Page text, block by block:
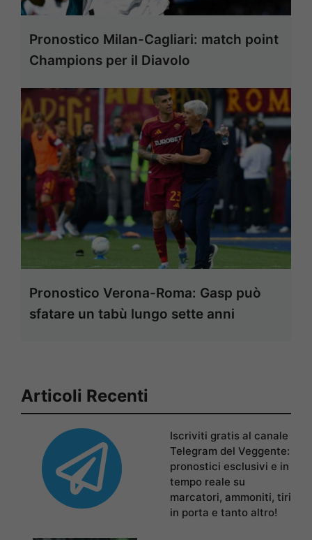
Pronostico Milan-Cagliari: match point
Champions per il Diavolo
Pronostico Verona-Roma: Gasp può
sfatare un tabù lungo sette anni
Articoli Recenti
Iscriviti gratis al canale
Telegram del Veggente:
pronostici esclusivi e in
tempo reale su
marcatori, ammoniti, tiri
in porta e tanto altro!